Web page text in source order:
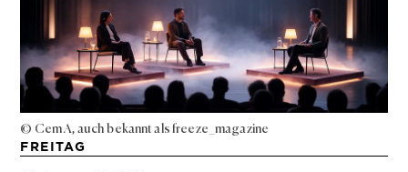
© Cem A, auch bekannt als freeze_magazine
FREITAG